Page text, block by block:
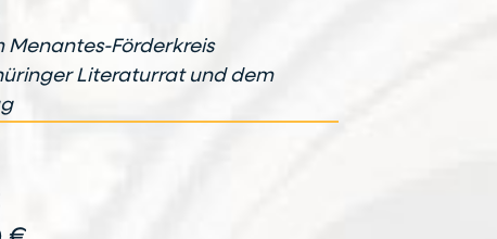
Menantes-Förderkreis
Literaturrat und dem